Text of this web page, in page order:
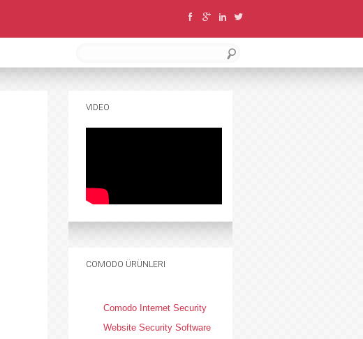
VIDEO
COMODO ÜRÜNLERI
Comodo Internet Security
Website Security Software